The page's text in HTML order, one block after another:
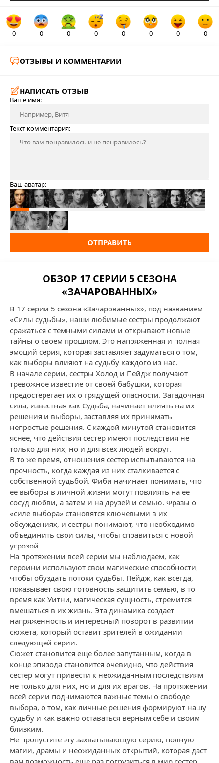
0 0 0 0 0 0 0 0
ОТЗЫВЫ И КОММЕНТАРИИ
НАПИСАТЬ ОТЗЫВ
Ваше имя:
Текст комментария:
Ваш аватар:
ОТПРАВИТЬ
ОБЗОР 17 СЕРИИ 5 СЕЗОНА
«ЗАЧАРОВАННЫХ»
В 17 серии 5 сезона «Зачарованных», под названием
«Силы судьбы», наши любимые сестры продолжают
сражаться с темными силами и открывают новые
тайны о своем прошлом. Это напряженная и полная
эмоций серия, которая заставляет задуматься о том,
как выборы влияют на судьбу каждого из нас.
В начале серии, сестры Холод и Пейдж получают
тревожное известие от своей бабушки, которая
предостерегает их о грядущей опасности. Загадочная
сила, известная как Судьба, начинает влиять на их
решения и выборы, заставляя их принимать
непростые решения. С каждой минутой становится
яснее, что действия сестер имеют последствия не
только для них, но и для всех людей вокруг.
В то же время, отношения сестер испытываются на
прочность, когда каждая из них сталкивается с
собственной судьбой. Фиби начинает понимать, что
ее выборы в личной жизни могут повлиять на ее
сосуд любви, а затем и на друзей и семью. Фразы о
«силе выбора» становятся ключевыми в их
обсуждениях, и сестры понимают, что необходимо
объединить свои силы, чтобы справиться с новой
угрозой.
На протяжении всей серии мы наблюдаем, как
героини используют свои магические способности,
чтобы обуздать потоки судьбы. Пейдж, как всегда,
показывает свою готовность защитить семью, в то
время как Уитни, магическая сущность, стремится
вмешаться в их жизнь. Эта динамика создает
напряженность и интересный поворот в развитии
сюжета, который оставит зрителей в ожидании
следующей серии.
Сюжет становится еще более запутанным, когда в
конце эпизода становится очевидно, что действия
сестер могут привести к неожиданным последствиям
не только для них, но и для их врагов. На протяжении
всей серии поднимаются важные темы о свободе
выбора, о том, как личные решения формируют нашу
судьбу и как важно оставаться верным себе и своим
близким.
Не пропустите эту захватывающую серию, полную
магии, драмы и неожиданных открытий, которая даст
вам возможность еще раз погрузиться в мир сестер